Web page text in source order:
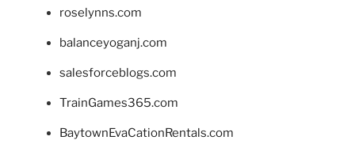
roselynns.com
balanceyoganj.com
salesforceblogs.com
TrainGames365.com
BaytownEvaCationRentals.com